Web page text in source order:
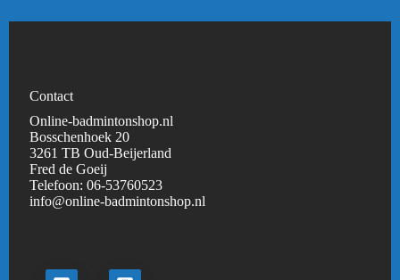
Contact
Online-badmintonshop.nl
Bosschenhoek 20
3261 TB Oud-Beijerland
Fred de Goeij
Telefoon:06-53760523
info@online-badmintonshop.nl